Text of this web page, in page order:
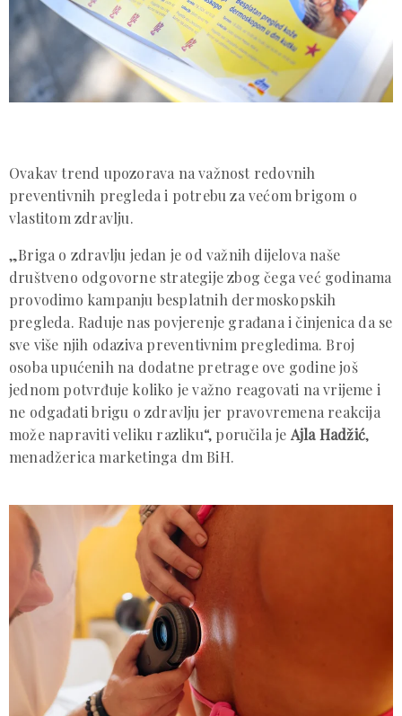
Ovakav trend upozorava na važnost redovnih
preventivnih pregleda i potrebu za većom brigom o
vlastitom zdravlju.
„Briga o zdravlju jedan je od važnih dijelova naše
društveno odgovorne strategije zbog čega već godinama
provodimo kampanju besplatnih dermoskopskih
pregleda. Raduje nas povjerenje građana i činjenica da se
sve više njih odaziva preventivnim pregledima. Broj
osoba upućenih na dodatne pretrage ove godine još
jednom potvrđuje koliko je važno reagovati na vrijeme i
ne odgađati brigu o zdravlju jer pravovremena reakcija
može napraviti veliku razliku“, poručila je Ajla Hadžić,
menadžerica marketinga dm BiH.